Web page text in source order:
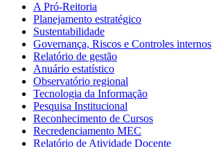
A Pró-Reitoria
Planejamento estratégico
Sustentabilidade
Governança, Riscos e Controles internos
Relatório de gestão
Anuário estatístico
Observatório regional
Tecnologia da Informação
Pesquisa Institucional
Reconhecimento de Cursos
Recredenciamento MEC
Relatório de Atividade Docente